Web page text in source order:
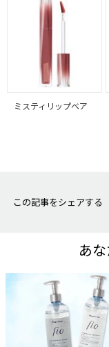
ミスティリップベア
この記事をシェアする
あ